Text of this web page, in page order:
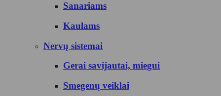
Sanariams
Kaulams
Nervų sistemai
Gerai savijautai, miegui
Smegenų veiklai